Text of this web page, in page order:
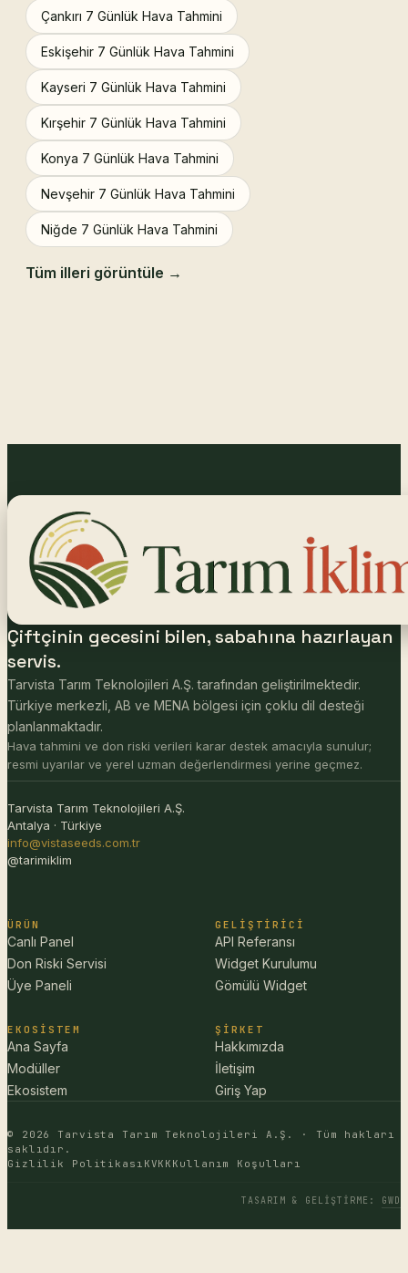
Çankırı 7 Günlük Hava Tahmini
Eskişehir 7 Günlük Hava Tahmini
Kayseri 7 Günlük Hava Tahmini
Kırşehir 7 Günlük Hava Tahmini
Konya 7 Günlük Hava Tahmini
Nevşehir 7 Günlük Hava Tahmini
Niğde 7 Günlük Hava Tahmini
Tüm illeri görüntüle →
Çiftçinin gecesini bilen, sabahına hazırlayan
servis.
Tarvista Tarım Teknolojileri A.Ş. tarafından geliştirilmektedir.
Türkiye merkezli, AB ve MENA bölgesi için çoklu dil desteği
planlanmaktadır.
Hava tahmini ve don riski verileri karar destek amacıyla sunulur;
resmi uyarılar ve yerel uzman değerlendirmesi yerine geçmez.
Tarvista Tarım Teknolojileri A.Ş.
Antalya · Türkiye
info@vistaseeds.com.tr
@tarimiklim
ÜRÜN
Canlı Panel
Don Riski Servisi
Üye Paneli
GELIŞTIRICI
API Referansı
Widget Kurulumu
Gömülü Widget
EKOSISTEM
Ana Sayfa
Modüller
Ekosistem
ŞIRKET
Hakkımızda
İletişim
Giriş Yap
© 2026 Tarvista Tarım Teknolojileri A.Ş. · Tüm hakları
saklıdır.
Gizlilik Politikası KVKK Kullanım Koşulları
TASARIM & GELIŞTIRME : GWD